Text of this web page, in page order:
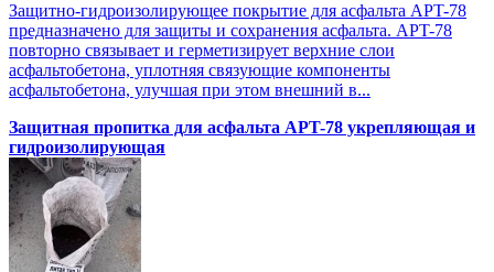
Защитно-гидроизолирующее покрытие для асфальта APT-78
предназначено для защиты и сохранения асфальта. APT-78
повторно связывает и герметизирует верхние слои
асфальтобетона, уплотняя связующие компоненты
асфальтобетона, улучшая при этом внешний в...
Защитная пропитка для асфальта APT-78 укрепляющая и
гидроизолирующая